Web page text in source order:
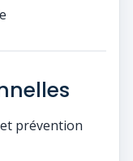
prévention